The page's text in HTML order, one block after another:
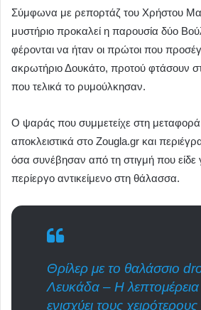
Σύμφωνα με ρεπορτάζ του Χρήστου
μυστήριο προκαλεί η παρουσία δύο
φέρονται να ήταν οι πρώτοι που
ακρωτήριο Δουκάτο, προτού φτάσουν
που τελικά το ρυμούλκησαν.
Ο ψαράς που συμμετείχε στη
αποκλειστικά στο Zougla.gr και
όσα συνέβησαν από τη στιγμή που
περίεργο αντικείμενο στη θάλασσα.
Θρίλερ με το θαλάσσιο
Λευκάδα – Η
ενισχύει τους